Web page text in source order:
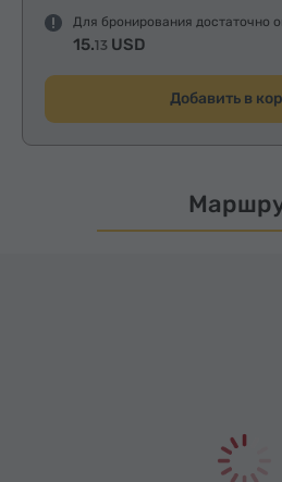
Для бронирования достаточно
15.13 USD
Добавить в